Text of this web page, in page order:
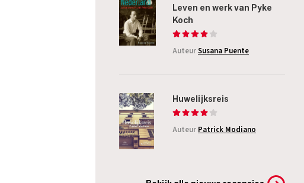
Leven en werk van Pyke
Koch
AuteurSusana Puente
Huwelijksreis
Auteur Patrick Modiano